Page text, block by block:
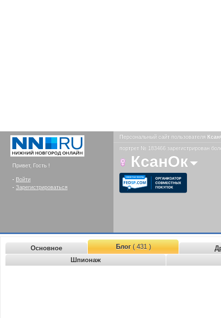
Привет, Гость !
- Войти
- Зарегистрироваться
Персональный сайт пользователя
портрет № 183466 зарегистрирован
КсанОк
Основное Блог( 431 )
Шпионаж